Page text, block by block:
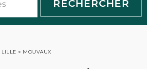
LILLE > MOUVAUX